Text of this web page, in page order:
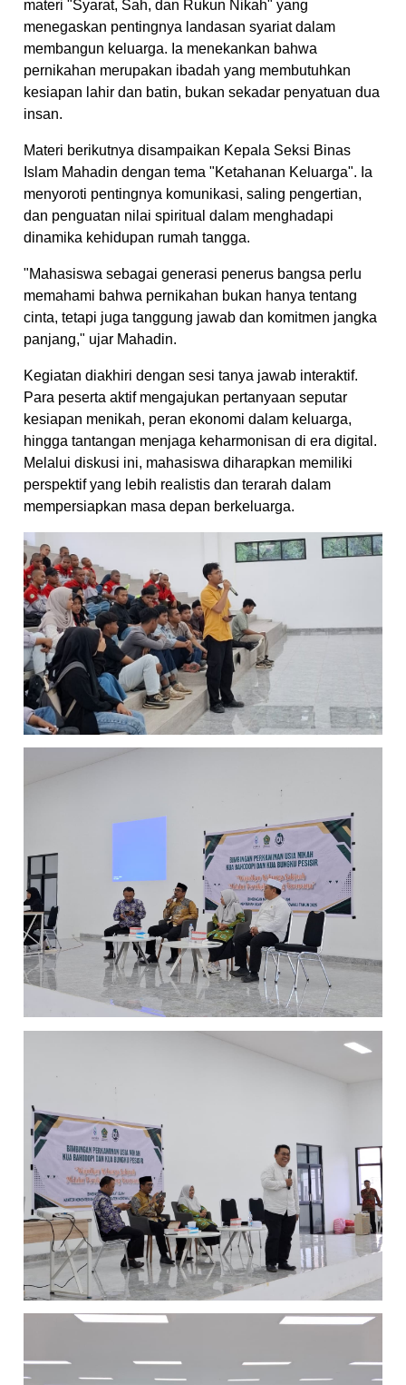
materi "Syarat, Sah, dan Rukun Nikah" yang
menegaskan pentingnya landasan syariat dalam
membangun keluarga. Ia menekankan bahwa
pernikahan merupakan ibadah yang membutuhkan
kesiapan lahir dan batin, bukan sekadar penyatuan dua
insan.
Materi berikutnya disampaikan Kepala Seksi Binas
Islam Mahadin dengan tema "Ketahanan Keluarga". Ia
menyoroti pentingnya komunikasi, saling pengertian,
dan penguatan nilai spiritual dalam menghadapi
dinamika kehidupan rumah tangga.
"Mahasiswa sebagai generasi penerus bangsa perlu
memahami bahwa pernikahan bukan hanya tentang
cinta, tetapi juga tanggung jawab dan komitmen jangka
panjang," ujar Mahadin.
Kegiatan diakhiri dengan sesi tanya jawab interaktif.
Para peserta aktif mengajukan pertanyaan seputar
kesiapan menikah, peran ekonomi dalam keluarga,
hingga tantangan menjaga keharmonisan di era digital.
Melalui diskusi ini, mahasiswa diharapkan memiliki
perspektif yang lebih realistis dan terarah dalam
mempersiapkan masa depan berkeluarga.